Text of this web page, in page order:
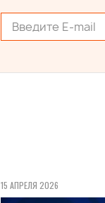
15 АПРЕЛЯ 2026